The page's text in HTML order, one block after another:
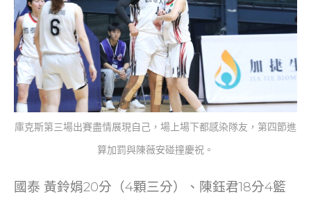
庫克斯第三場出賽盡情展現自己，場上場下都感染隊友，第四節進
算加罰與陳薇安碰撞慶祝。
國泰 黃鈴娟20分（4顆三分）、陳鈺君18分4籃